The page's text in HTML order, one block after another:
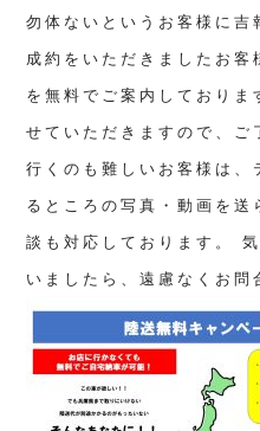
勿体ないというお客様に吉
成約をいただきましたお
を無料でご案内しておりま
せていただきますので、ご
行くのも難しいお客様は、
るところの写真・動画を
談も対応しております。
いましたら、遠慮なくお問